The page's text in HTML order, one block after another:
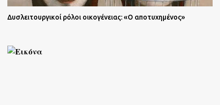
Δυσλειτουργικοί ρόλοι οικογένειας: «Ο αποτυχημένος»